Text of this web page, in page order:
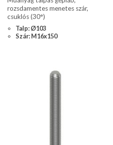
rozsdamentes menetes szár,
csuklós (30°)
Talp: Ø103
Szár: M16x150